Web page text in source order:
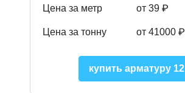
Цена за метр от 39 ₽
Цена за тонну от 41000 ₽
купить арматуру 12